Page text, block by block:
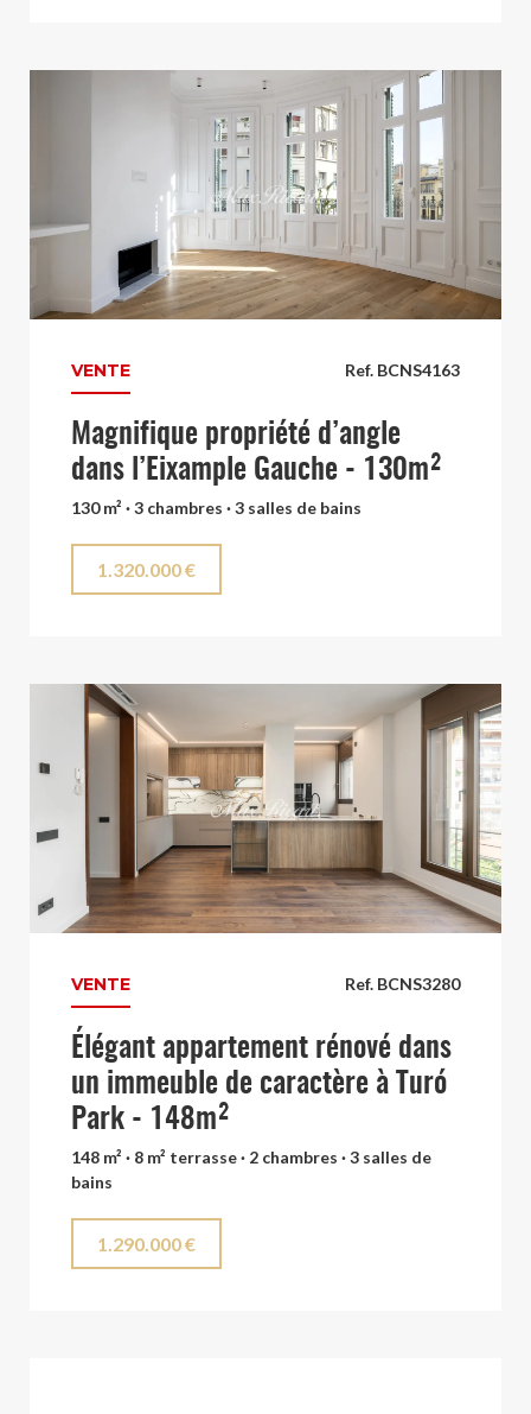
Ref. BCNS4163
VENTE
Magnifique propriété d’angle
dans l’Eixample Gauche - 130m²
130 m² · 3 chambres · 3 salles de bains
1.320.000 €
Ref. BCNS3280
VENTE
Élégant appartement rénové dans
un immeuble de caractère à Turó
Park - 148m²
148 m² · 8 m² terrasse · 2 chambres · 3 salles de
bains
1.290.000 €